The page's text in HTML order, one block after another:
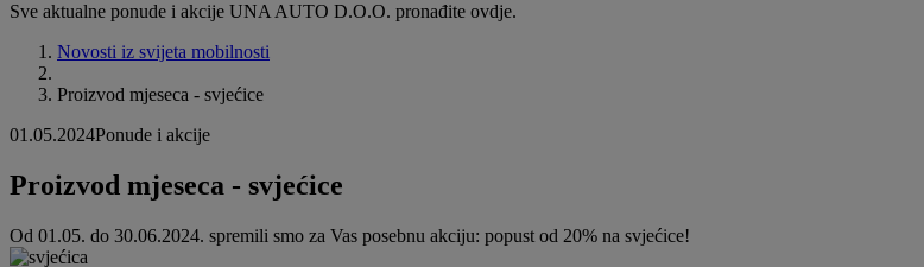
Sve aktualne ponude i akcije UNA AUTO D.O.O. pronađite ovdje.
Novosti iz svijeta mobilnosti
Proizvod mjeseca - svjećice
01.05.2024Ponude i akcije
Proizvod mjeseca - svjećice
Od 01.05. do 30.06.2024. spremili smo za Vas posebnu akciju: popust od 20% na svjećice!